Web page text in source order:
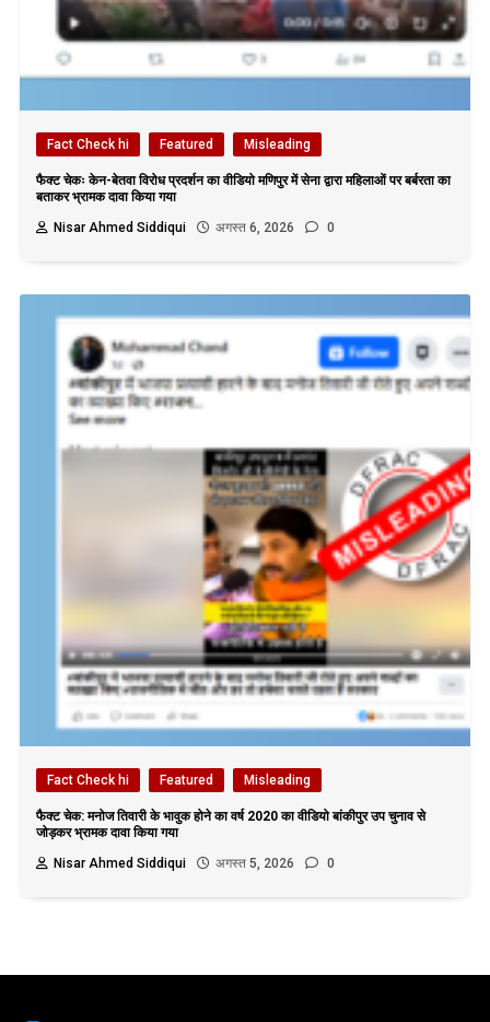
Fact Check hi Featured Misleading
फैक्ट चेकः केन-बेतवा विरोध प्रदर्शन का वीडियो मणिपुर में सेना द्वारा महिलाओं पर बर्बरता का
बताकर भ्रामक दावा किया गया
Nisar Ahmed Siddiqui
अगस्त 6, 2026 0
Fact Check hi Featured Misleading
फैक्ट चेक: मनोज तिवारी के भावुक होने का वर्ष 2020 का वीडियो बांकीपुर उप चुनाव से
जोड़कर भ्रामक दावा किया गया
Nisar Ahmed Siddiqui
अगस्त 5, 2026 0